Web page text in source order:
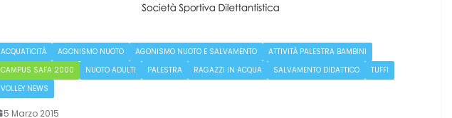
ACQUATICITÀ AGONISMO NUOTO AGONISMO NUOTO E SALVAMENTO
ATTIVITÀ PALESTRA BAMBINI
CAMPUS SAFA 2000
NUOTO ADULTI PALESTRA RAGAZZI IN ACQUA SALVAMENTO DIDATTICO
TUFFI
VOLLEY NEWS
5 Marzo 2015